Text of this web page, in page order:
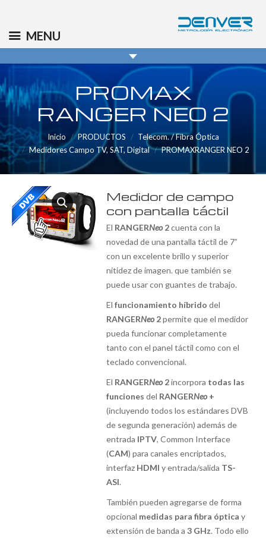
info@denver.es
PROMAX
RANGER NEO 2
Inicio PRODUCTOS
Telecom. / Fibra Óptica
Medidores Campo TV, SAT, Digital
PROMAXRANGER NEO 2
Medidor de campo
con pantalla táctil
El RANGERNeo2cuenta con la
novedad de una pantalla táctil de 7”
con un excelente brillo y superior
nitidez de imagen. que también se
puede usar con guantes de trabajo.
Elfuncionamiento híbrido del
RANGERNeo2permite que el medidor
pueda funcionar completamente
tanto con el panel táctil como con el
teclado convencional.
El RANGERNeo2incorpora todas las
funciones del RANGERNeo+
(incluyendo todos los estándares DVB
de segunda generación) además de
entrada IPTV, Common Interface
(CAM) para canales encriptados,
interfaz HDMI y entrada/salida TS-
ASI.
También pueden agregarse de forma
opcional medidas para fibra óptica y
extensión de banda a3 GHz. Todo ello
MENU